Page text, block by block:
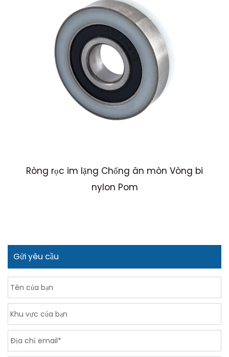
Ròng rọc im lặng Chống ăn mòn Vòng bi
nylon Pom
Gửi yêu cầu